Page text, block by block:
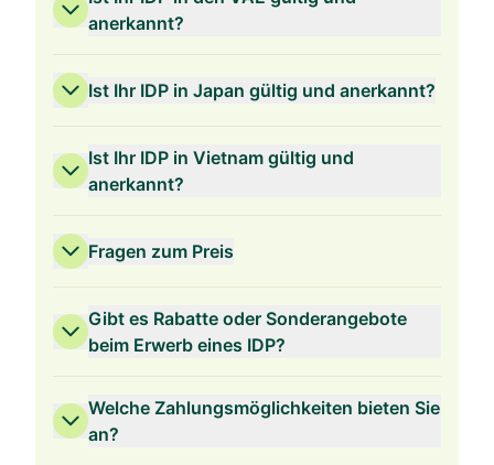
anerkannt?
Ist Ihr IDP in Japan gültig und anerkannt?
Ist Ihr IDP in Vietnam gültig und
anerkannt?
Fragen zum Preis
3 Jahre Gültigkeit
Gibt es Rabatte oder Sonderangebote
beim Erwerb eines IDP?
Welche Zahlungsmöglichkeiten bieten Sie
an?